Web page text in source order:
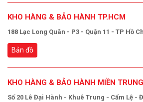
KHO HÀNG & BẢO HÀNH TP.HCM
188 Lạc Long Quân - P3 - Quận 11 - TP Hồ
Bản đồ
KHO HÀNG & BẢO HÀNH MIỀN TRUNG
Số 20 Lê Đại Hành - Khuê Trung - Cẩm Lệ -